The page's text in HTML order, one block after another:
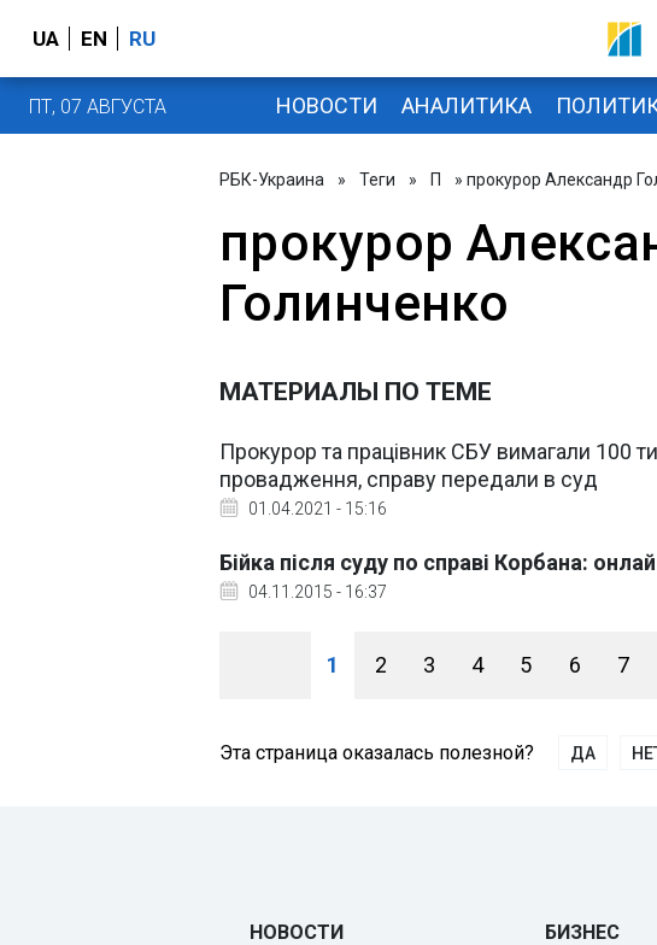
UA EN RU
ПТ, 07 АВГУСТА НОВОСТИ АНАЛИТИКА
РБК-Украина » Теги » П » прокурор Александр
прокурор
Голинченко
МАТЕРИАЛЫ ПО ТЕМЕ
Прокурор та працівник СБУ вимагали 100
провадження, справу передали в суд
01.04.2021 - 15:16
Бійка після суду по справі Корбана:
04.11.2015 - 16:37
1 2 3 4 5 6 7
Эта страница оказалась полезной? ДА
НОВОСТИ БИЗНЕС